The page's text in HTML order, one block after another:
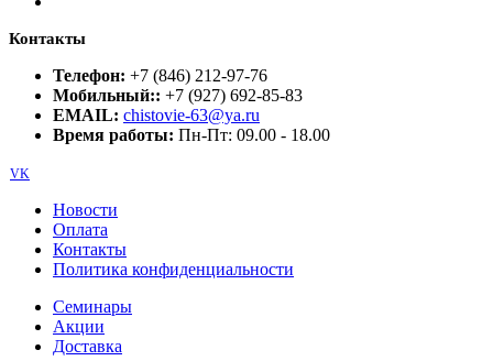
Контакты
Телефон: +7 (846) 212-97-76
Мобильный:: +7 (927) 692-85-83
EMAIL: chistovie-63@ya.ru
Время работы: Пн-Пт: 09.00 - 18.00
VK
Новости
Оплата
Контакты
Политика конфиденциальности
Семинары
Акции
Доставка